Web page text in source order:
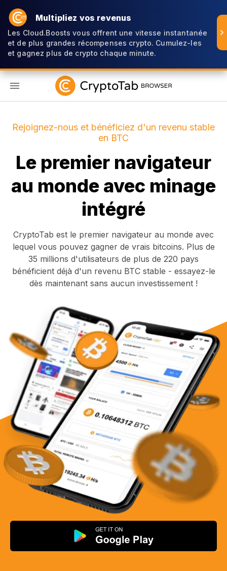
Multipliez vos revenus
Les Cloud.Boosts vous offrent une vitesse instantanée
et de plus grandes récompenses crypto. Cumulez-les
et gagnez plus de crypto chaque minute.
Rejoignez-nous et bénéficiez d'un revenu stable
en BTC
Le premier navigateur
au monde avec minage
intégré
CryptoTab est le premier navigateur au monde avec
lequel vous pouvez gagner de vrais bitcoins. Plus de
35 millions d'utilisateurs de plus de 220 pays
bénéficient déjà d'un revenu BTC stable - essayez-le
dès maintenant sans aucun investissement !